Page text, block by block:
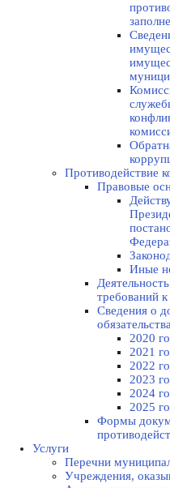
Противодействие
Правовые
Иные
требований
Сведения о
2020
2021
2022
2023
2024
2025
Формы
Услуги
Перечни
Учреждения,